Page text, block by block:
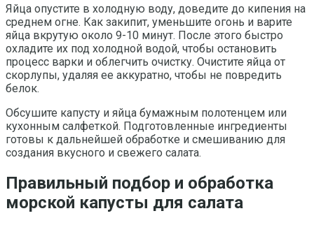
Яйца опустите в холодную воду, доведите до кипения на
среднем огне. Как закипит, уменьшите огонь и варите
яйца вкрутую около 9-10 минут. После этого быстро
охладите их под холодной водой, чтобы остановить
процесс варки и облегчить очистку. Очистите яйца от
скорлупы, удаляя ее аккуратно, чтобы не повредить
белок.
Обсушите капусту и яйца бумажным полотенцем или
кухонным салфеткой. Подготовленные ингредиенты
готовы к дальнейшей обработке и смешиванию для
создания вкусного и свежего салата.
Правильный подбор и обработка
морской капусты для салата